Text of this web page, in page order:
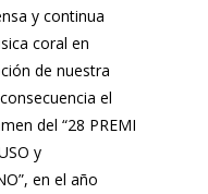
y continua
coral en
de nuestra
el
del “28 PREMI
y
en el año